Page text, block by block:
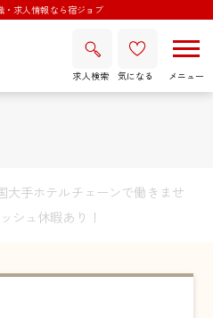
・求人情報なら宿ジョブ
求人検索 気になる
大手ホテルチェーンで働きませ
シュ休暇あり！